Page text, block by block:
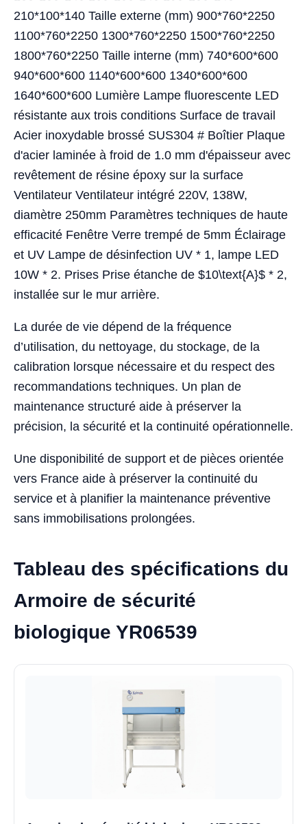
210*100*140 Taille externe (mm) 900*760*2250
1100*760*2250 1300*760*2250 1500*760*2250
1800*760*2250 Taille interne (mm) 740*600*600
940*600*600 1140*600*600 1340*600*600
1640*600*600 Lumière Lampe fluorescente LED
résistante aux trois conditions Surface de travail
Acier inoxydable brossé SUS304 # Boîtier Plaque
d'acier laminée à froid de 1.0 mm d'épaisseur avec
revêtement de résine époxy sur la surface
Ventilateur Ventilateur intégré 220V, 138W,
diamètre 250mm Paramètres techniques de haute
efficacité Fenêtre Verre trempé de 5mm Éclairage
et UV Lampe de désinfection UV * 1, lampe LED
10W * 2. Prises Prise étanche de $10\text{A}$ * 2,
installée sur le mur arrière.
La durée de vie dépend de la fréquence
d’utilisation, du nettoyage, du stockage, de la
calibration lorsque nécessaire et du respect des
recommandations techniques. Un plan de
maintenance structuré aide à préserver la
précision, la sécurité et la continuité opérationnelle.
Une disponibilité de support et de pièces orientée
vers France aide à préserver la continuité du
service et à planifier la maintenance préventive
sans immobilisations prolongées.
Tableau des spécifications du
Armoire de sécurité
biologique YR06539